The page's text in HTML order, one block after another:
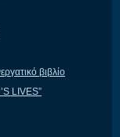
βιβλίο
LIVES”